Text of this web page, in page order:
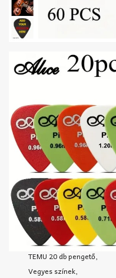
TEMU 20 db pengető,
Vegyes színek,